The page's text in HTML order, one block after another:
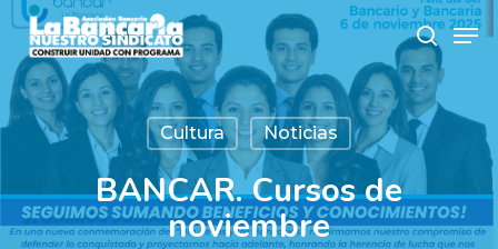
Skip
to
main
content
search
Cultura Noticias
BANCAR. Cursos de
noviembre